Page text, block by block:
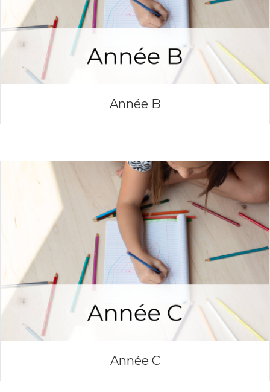
Année B
Année C